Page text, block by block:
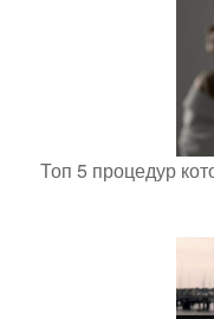
Топ 5 процедур